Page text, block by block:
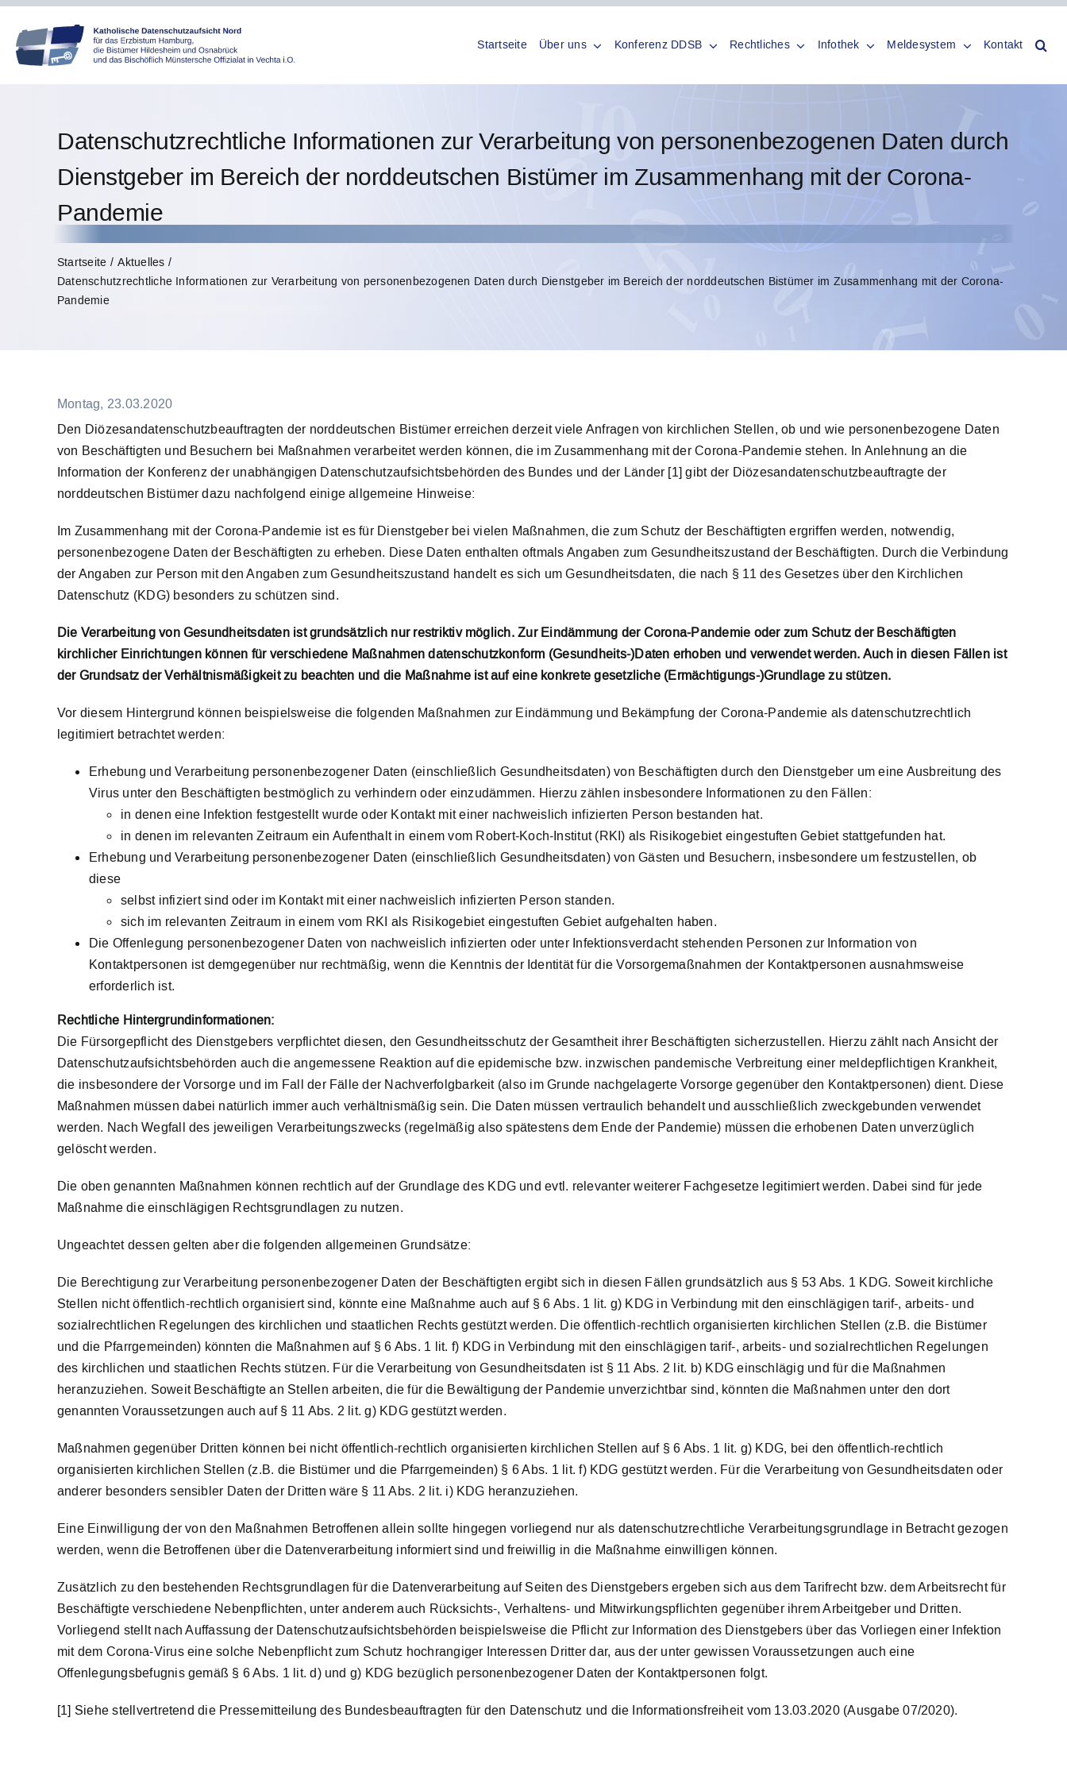
Skip
content
Startseite Über uns Konferenz DDSB Rechtliches Infothek Meldesystem Kontakt
Datenschutzrechtliche Informationen zur Verarbeitung von personenbezogenen Daten durch
Dienstgeber im Bereich der norddeutschen Bistümer im Zusammenhang mit der Corona-
Pandemie
Startseite
Aktuelles
Datenschutzrechtliche Informationen zur Verarbeitung von personenbezogenen Daten durch Dienstgeber im Bereich der norddeutschen Bistümer im Zusammenhang mit der Corona-
Pandemie
Montag, 23.03.2020
Den Diözesandatenschutzbeauftragten der norddeutschen Bistümer erreichen derzeit viele Anfragen von kirchlichen Stellen, ob und wie personenbezogene Daten
von Beschäftigten und Besuchern bei Maßnahmen verarbeitet werden können, die im Zusammenhang mit der Corona-Pandemie stehen. In Anlehnung an die
Information der Konferenz der unabhängigen Datenschutzaufsichtsbehörden des Bundes und der Länder [1] gibt der Diözesandatenschutzbeauftragte der
norddeutschen Bistümer dazu nachfolgend einige allgemeine Hinweise:
Im Zusammenhang mit der Corona-Pandemie ist es für Dienstgeber bei vielen Maßnahmen, die zum Schutz der Beschäftigten ergriffen werden, notwendig,
personenbezogene Daten der Beschäftigten zu erheben. Diese Daten enthalten oftmals Angaben zum Gesundheitszustand der Beschäftigten. Durch die Verbindung
der Angaben zur Person mit den Angaben zum Gesundheitszustand handelt es sich um Gesundheitsdaten, die nach § 11 des Gesetzes über den Kirchlichen
Datenschutz (KDG) besonders zu schützen sind.
Die Verarbeitung von Gesundheitsdaten ist grundsätzlich nur restriktiv möglich. Zur Eindämmung der Corona-Pandemie oder zum Schutz der Beschäftigten
kirchlicher Einrichtungen können für verschiedene Maßnahmen datenschutzkonform (Gesundheits-)Daten erhoben und verwendet werden. Auch in diesen Fällen ist
der Grundsatz der Verhältnismäßigkeit zu beachten und die Maßnahme ist auf eine konkrete gesetzliche (Ermächtigungs-)Grundlage zu stützen.
Vor diesem Hintergrund können beispielsweise die folgenden Maßnahmen zur Eindämmung und Bekämpfung der Corona-Pandemie als datenschutzrechtlich
legitimiert betrachtet werden:
Erhebung und Verarbeitung personenbezogener Daten (einschließlich Gesundheitsdaten) von Beschäftigten durch den Dienstgeber um eine Ausbreitung des
Virus unter den Beschäftigten bestmöglich zu verhindern oder einzudämmen. Hierzu zählen insbesondere Informationen zu den Fällen:
in denen eine Infektion festgestellt wurde oder Kontakt mit einer nachweislich infizierten Person bestanden hat.
in denen im relevanten Zeitraum ein Aufenthalt in einem vom Robert-Koch-Institut (RKI) als Risikogebiet eingestuften Gebiet stattgefunden hat.
Erhebung und Verarbeitung personenbezogener Daten (einschließlich Gesundheitsdaten) von Gästen und Besuchern, insbesondere um festzustellen, ob
diese
selbst infiziert sind oder im Kontakt mit einer nachweislich infizierten Person standen.
sich im relevanten Zeitraum in einem vom RKI als Risikogebiet eingestuften Gebiet aufgehalten haben.
Die Offenlegung personenbezogener Daten von nachweislich infizierten oder unter Infektionsverdacht stehenden Personen zur Information von
Kontaktpersonen ist demgegenüber nur rechtmäßig, wenn die Kenntnis der Identität für die Vorsorgemaßnahmen der Kontaktpersonen ausnahmsweise
erforderlich ist.
Rechtliche Hintergrundinformationen:
Die Fürsorgepflicht des Dienstgebers verpflichtet diesen, den Gesundheitsschutz der Gesamtheit ihrer Beschäftigten sicherzustellen. Hierzu zählt nach Ansicht der
Datenschutzaufsichtsbehörden auch die angemessene Reaktion auf die epidemische bzw. inzwischen pandemische Verbreitung einer meldepflichtigen Krankheit,
die insbesondere der Vorsorge und im Fall der Fälle der Nachverfolgbarkeit (also im Grunde nachgelagerte Vorsorge gegenüber den Kontaktpersonen) dient. Diese
Maßnahmen müssen dabei natürlich immer auch verhältnismäßig sein. Die Daten müssen vertraulich behandelt und ausschließlich zweckgebunden verwendet
werden. Nach Wegfall des jeweiligen Verarbeitungszwecks (regelmäßig also spätestens dem Ende der Pandemie) müssen die erhobenen Daten unverzüglich
gelöscht werden.
Die oben genannten Maßnahmen können rechtlich auf der Grundlage des KDG und evtl. relevanter weiterer Fachgesetze legitimiert werden. Dabei sind für jede
Maßnahme die einschlägigen Rechtsgrundlagen zu nutzen.
Ungeachtet dessen gelten aber die folgenden allgemeinen Grundsätze:
Die Berechtigung zur Verarbeitung personenbezogener Daten der Beschäftigten ergibt sich in diesen Fällen grundsätzlich aus § 53 Abs. 1 KDG. Soweit kirchliche
Stellen nicht öffentlich-rechtlich organisiert sind, könnte eine Maßnahme auch auf § 6 Abs. 1 lit. g) KDG in Verbindung mit den einschlägigen tarif-, arbeits- und
sozialrechtlichen Regelungen des kirchlichen und staatlichen Rechts gestützt werden. Die öffentlich-rechtlich organisierten kirchlichen Stellen (z.B. die Bistümer
und die Pfarrgemeinden) könnten die Maßnahmen auf § 6 Abs. 1 lit. f) KDG in Verbindung mit den einschlägigen tarif-, arbeits- und sozialrechtlichen Regelungen
des kirchlichen und staatlichen Rechts stützen. Für die Verarbeitung von Gesundheitsdaten ist § 11 Abs. 2 lit. b) KDG einschlägig und für die Maßnahmen
heranzuziehen. Soweit Beschäftigte an Stellen arbeiten, die für die Bewältigung der Pandemie unverzichtbar sind, könnten die Maßnahmen unter den dort
genannten Voraussetzungen auch auf § 11 Abs. 2 lit. g) KDG gestützt werden.
Maßnahmen gegenüber Dritten können bei nicht öffentlich-rechtlich organisierten kirchlichen Stellen auf § 6 Abs. 1 lit. g) KDG, bei den öffentlich-rechtlich
organisierten kirchlichen Stellen (z.B. die Bistümer und die Pfarrgemeinden) § 6 Abs. 1 lit. f) KDG gestützt werden. Für die Verarbeitung von Gesundheitsdaten oder
anderer besonders sensibler Daten der Dritten wäre § 11 Abs. 2 lit. i) KDG heranzuziehen.
Eine Einwilligung der von den Maßnahmen Betroffenen allein sollte hingegen vorliegend nur als datenschutzrechtliche Verarbeitungsgrundlage in Betracht gezogen
werden, wenn die Betroffenen über die Datenverarbeitung informiert sind und freiwillig in die Maßnahme einwilligen können.
Zusätzlich zu den bestehenden Rechtsgrundlagen für die Datenverarbeitung auf Seiten des Dienstgebers ergeben sich aus dem Tarifrecht bzw. dem Arbeitsrecht für
Beschäftigte verschiedene Nebenpflichten, unter anderem auch Rücksichts-, Verhaltens- und Mitwirkungspflichten gegenüber ihrem Arbeitgeber und Dritten.
Vorliegend stellt nach Auffassung der Datenschutzaufsichtsbehörden beispielsweise die Pflicht zur Information des Dienstgebers über das Vorliegen einer Infektion
mit dem Corona-Virus eine solche Nebenpflicht zum Schutz hochrangiger Interessen Dritter dar, aus der unter gewissen Voraussetzungen auch eine
Offenlegungsbefugnis gemäß § 6 Abs. 1 lit. d) und g) KDG bezüglich personenbezogener Daten der Kontaktpersonen folgt.
[1] Siehe stellvertretend die Pressemitteilung des Bundesbeauftragten für den Datenschutz und die Informationsfreiheit vom 13.03.2020 (Ausgabe 07/2020).